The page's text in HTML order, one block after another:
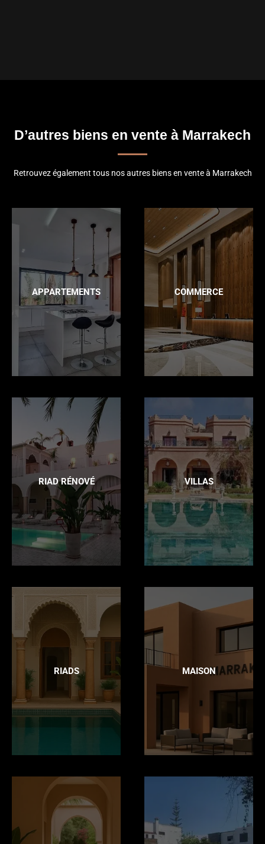
D’autres biens en vente à Marrakech
Retrouvez également tous nos autres biens en vente à Marrakech
APPARTEMENTS COMMERCE
RIAD RÉNOVÉ VILLAS
RIADS MAISON